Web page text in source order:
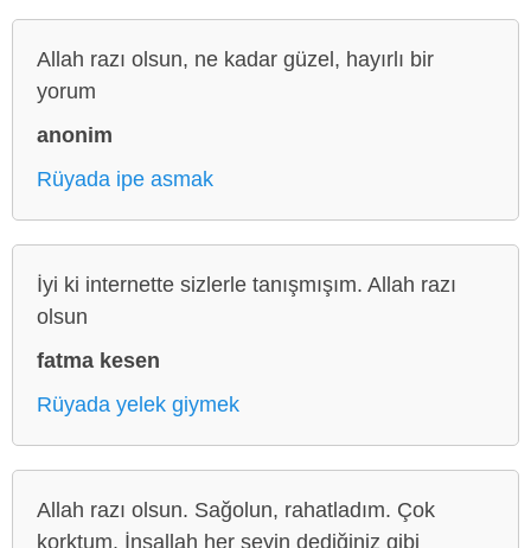
Allah razı olsun, ne kadar güzel, hayırlı bir
yorum
anonim
Rüyada ipe asmak
İyi ki internette sizlerle tanışmışım. Allah razı
olsun
fatma kesen
Rüyada yelek giymek
Allah razı olsun. Sağolun, rahatladım. Çok
korktum. İnşallah her şeyin dediğiniz gibi